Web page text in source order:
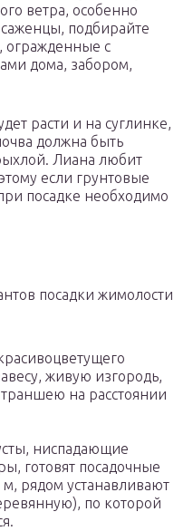
ветра, особенно
подбирайте
огражденные с
дома, забором,
расти и на суглинке,
должна быть
Лиана любит
если грунтовые
посадке необходимо
посадки жимолости
живую изгородь,
на расстоянии
ниспадающие
готовят посадочные
рядом устанавливают
по которой